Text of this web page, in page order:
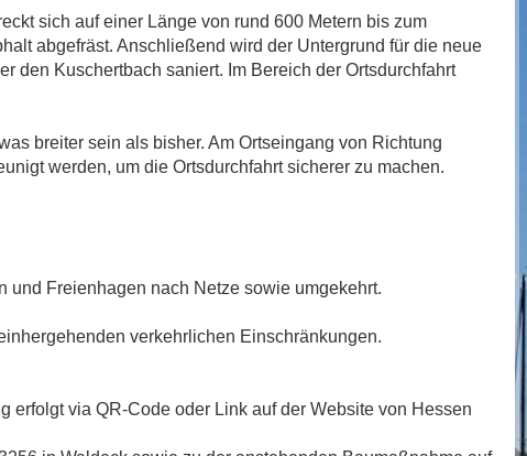
sich auf einer Länge von rund 600 Metern bis zum
abgefräst. Anschließend wird der Untergrund für die neue
den Kuschertbach saniert. Im Bereich der Ortsdurchfahrt
breiter sein als bisher. Am Ortseingang von Richtung
werden, um die Ortsdurchfahrt sicherer zu machen.
und Freienhagen nach Netze sowie umgekehrt.
verkehrlichen Einschränkungen.
erfolgt via QR-Code oder Link auf der Website von Hessen